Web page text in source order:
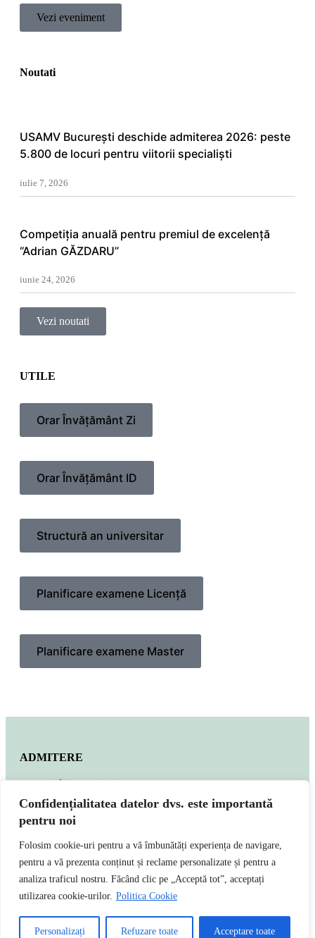
Confidențialitatea datelor dvs. este importantă
pentru noi
Folosim cookie-uri pentru a vă îmbunătăți experiența de navigare,
pentru a vă prezenta conținut și reclame personalizate și pentru a
analiza traficul nostru. Făcând clic pe „Acceptă tot”, acceptați
utilizarea cookie-urilor. Politica Cookie
Personalizați Refuzare toate Acceptare toate
Vezi eveniment
Noutati
USAMV București deschide admiterea 2026: peste
5.800 de locuri pentru viitorii specialiști
iulie 7, 2026
Competiția anuală pentru premiul de excelenţă
“Adrian GĂZDARU”
iunie 24, 2026
Vezi noutati
UTILE
Orar Învățământ Zi
Orar Învățământ ID
Structură an universitar
Planificare examene Licență
Planificare examene Master
ADMITERE
Află totul despre
admiterea la
facultate
Vezi programele de studii